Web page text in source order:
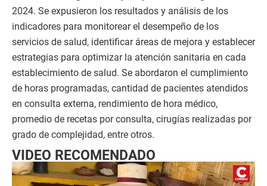
2024. Se expusieron los resultados y análisis de los
indicadores para monitorear el desempeño de los
servicios de salud, identificar áreas de mejora y establecer
estrategias para optimizar la atención sanitaria en cada
establecimiento de salud. Se abordaron el cumplimiento
de horas programadas, cantidad de pacientes atendidos
en consulta externa, rendimiento de hora médico,
promedio de recetas por consulta, cirugías realizadas por
grado de complejidad, entre otros.
VIDEO RECOMENDADO